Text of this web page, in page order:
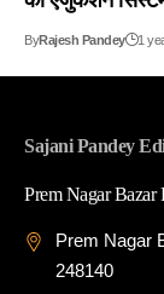
ByRajesh Pandey 1
Sajani Pandey
Prem Nagar
Prem Nagar
248140